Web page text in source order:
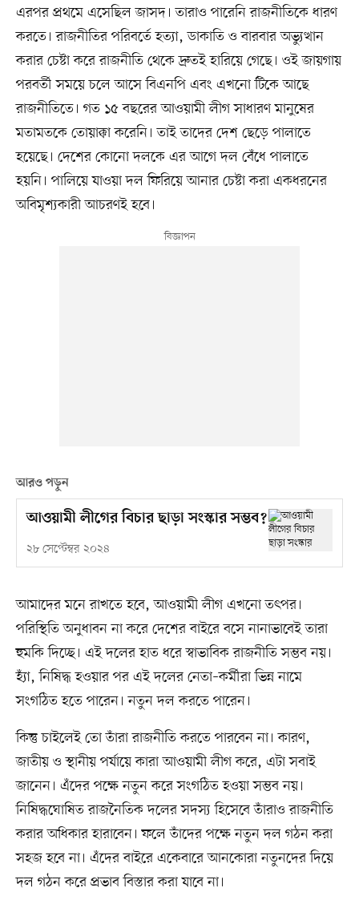
এরপর প্রথমে এসেছিল জাসদ। তারাও পারেনি রাজনীতিকে ধারণ
করতে। রাজনীতির পরিবর্তে হত্যা, ডাকাতি ও বারবার অভ্যুত্থান
করার চেষ্টা করে রাজনীতি থেকে দ্রুতই হারিয়ে গেছে। ওই জায়গায়
পরবর্তী সময়ে চলে আসে বিএনপি এবং এখনো টিকে আছে
রাজনীতিতে। গত ১৫ বছরের আওয়ামী লীগ সাধারণ মানুষের
মতামতকে তোয়াক্কা করেনি। তাই তাদের দেশ ছেড়ে পালাতে
হয়েছে। দেশের কোনো দলকে এর আগে দল বেঁধে পালাতে
হয়নি। পালিয়ে যাওয়া দল ফিরিয়ে আনার চেষ্টা করা একধরনের
অবিমৃশ্যকারী আচরণই হবে।
আরও পড়ুন
আওয়ামী লীগের বিচার ছাড়া সংস্কার সম্ভব?
২৮ সেপ্টেম্বর ২০২৪
আমাদের মনে রাখতে হবে, আওয়ামী লীগ এখনো তৎপর।
পরিস্থিতি অনুধাবন না করে দেশের বাইরে বসে নানাভাবেই তারা
হুমকি দিচ্ছে। এই দলের হাত ধরে স্বাভাবিক রাজনীতি সম্ভব নয়।
হ্যাঁ, নিষিদ্ধ হওয়ার পর এই দলের নেতা–কর্মীরা ভিন্ন নামে
সংগঠিত হতে পারেন। নতুন দল করতে পারেন।
কিন্তু চাইলেই তো তাঁরা রাজনীতি করতে পারবেন না। কারণ,
জাতীয় ও স্থানীয় পর্যায়ে কারা আওয়ামী লীগ করে, এটা সবাই
জানেন। এঁদের পক্ষে নতুন করে সংগঠিত হওয়া সম্ভব নয়।
নিষিদ্ধঘোষিত রাজনৈতিক দলের সদস্য হিসেবে তাঁরাও রাজনীতি
করার অধিকার হারাবেন। ফলে তাঁদের পক্ষে নতুন দল গঠন করা
সহজ হবে না। এঁদের বাইরে একেবারে আনকোরা নতুনদের দিয়ে
দল গঠন করে প্রভাব বিস্তার করা যাবে না।